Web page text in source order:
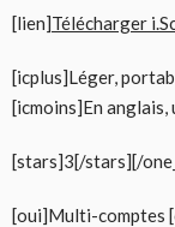
[lien]Télécharger
[icplus]Léger,
[icmoins]En anglais,
[stars]3[/stars][/
[oui]Multi-comptes